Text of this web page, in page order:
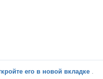
его в новой вкладке